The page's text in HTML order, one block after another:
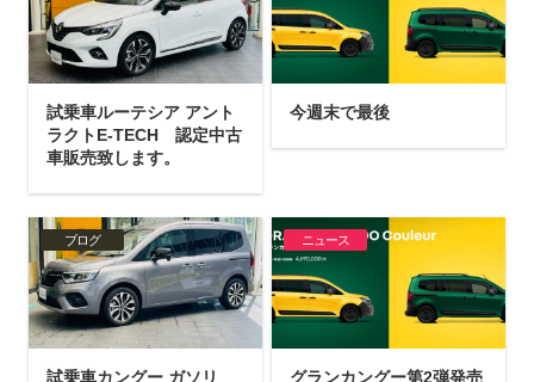
試乗車ルーテシア アント
ラクトE-TECH 認定中古
車販売致します。
今週末で最後
ブログ
試乗車カングー ガソリ
ニュース
グランカングー第2弾発売